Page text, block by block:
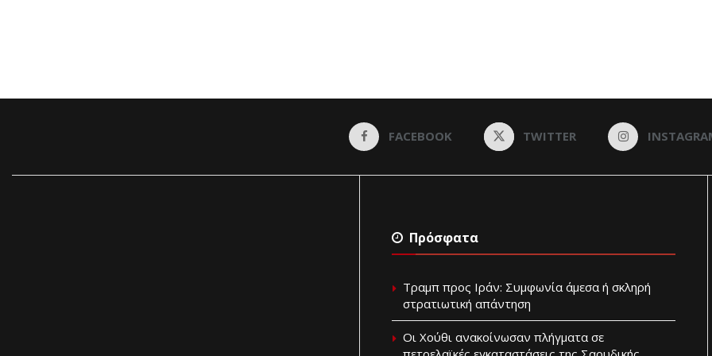
FACEBOOK TWITTER
Πρόσφατα
Τραμπ προς Ιράν: Συμφωνία άμεσα ή σκληρή
στρατιωτική απάντηση
Οι Χούθι ανακοίνωσαν πλήγματα σε